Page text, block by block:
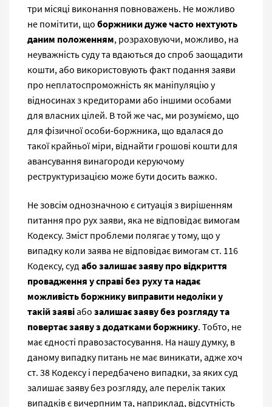
три місяці виконання повноважень. Не можливо
не помітити, що боржники дуже часто нехтують
даним положенням, розраховуючи, можливо, на
неуважність суду та вдаються до спроб заощадити
кошти, або використовують факт подання заяви
про неплатоспроможність як маніпуляцію у
відносинах з кредиторами або іншими особами
для власних цілей. В той же час, ми розуміємо, що
для фізичної особи-боржника, що вдалася до
такої крайньої міри, віднайти грошові кошти для
авансування винагороди керуючому
реструктуризацією може бути досить важко.
Не зовсім однозначною є ситуація з вирішенням
питання про рух заяви, яка не відповідає вимогам
Кодексу. Зміст проблеми полягає у тому, що у
випадку коли заява не відповідає вимогам ст. 116
Кодексу, судабо залишає заяву про відкриття
провадження у справі без руху та надає
можливість боржнику виправити недоліки у
такій заявіабо залишає заяву без розгляду та
повертає заяву з додатками боржнику. Тобто, не
має єдності правозастосування. На нашу думку, в
даному випадку питань не має виникати, адже хоч
ст. 38 Кодексу і передбачено випадки, за яких суд
залишає заяву без розгляду, але перелік таких
випадків є вичерпним та, наприклад, відсутність